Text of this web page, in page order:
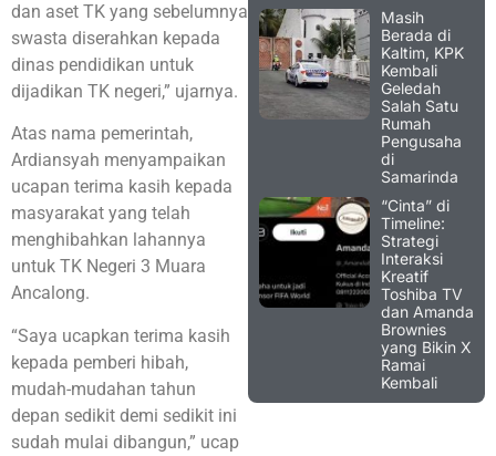
dan aset TK yang sebelumnya
swasta diserahkan kepada
dinas pendidikan untuk
dijadikan TK negeri,” ujarnya.
Atas nama pemerintah,
Ardiansyah menyampaikan
ucapan terima kasih kepada
masyarakat yang telah
menghibahkan lahannya
untuk TK Negeri 3 Muara
Ancalong.
“Saya ucapkan terima kasih
kepada pemberi hibah,
mudah-mudahan tahun
depan sedikit demi sedikit ini
sudah mulai dibangun,” ucap
Masih
Berada di
Kaltim, KPK
Kembali
Geledah
Salah Satu
Rumah
Pengusaha
di
Samarinda
“Cinta” di
Timeline:
Strategi
Interaksi
Kreatif
Toshiba TV
dan Amanda
Brownies
yang Bikin X
Ramai
Kembali